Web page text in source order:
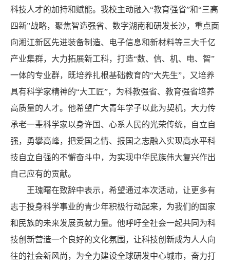
科技人才的加持和赋能。我校主动融入“教育强省”和“三高
四新”战略，聚焦智造强省、数字湖南和研发长沙，重点面
向湘江新区先进装备制造、电子信息和新材料等三大千亿
产业集群，大力拓展新工科，打造“数、信、机、电、智”
一体的专业群，既培养扎根基础教育的“大先生”，又培养
具有科学家精神的“大工匠”，为科教强省、教育强省培养
高质量的人才。他希望广大青年学子以此为契机，大力传
承老一辈科学家以身许国、心系人民的光荣传统，自立自
强，勇攀高峰，把爱国之情、报国之志融入实现高水平科
技自立自强的不懈奋斗中，为实现中华民族伟大复兴作出
自己应有的贡献。
王瑰曙在致辞中表示，希望通过本次活动，让更多有
志于投身科学事业的青少年积极行动起来，为我们的国家
和民族的未来发展贡献力量。他呼吁全社会一起共同为科
技创新营造一个良好的文化氛围，让科技创新成为人人向
往的社会新风尚，为全力建设全球研发中心城市，奋力打